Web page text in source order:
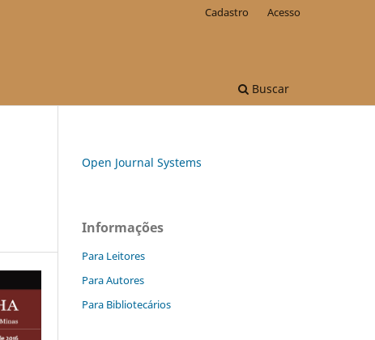
Buscar
Cadastro Acesso
Open Journal Systems
Informações
Para Leitores
Para Autores
Para Bibliotecários